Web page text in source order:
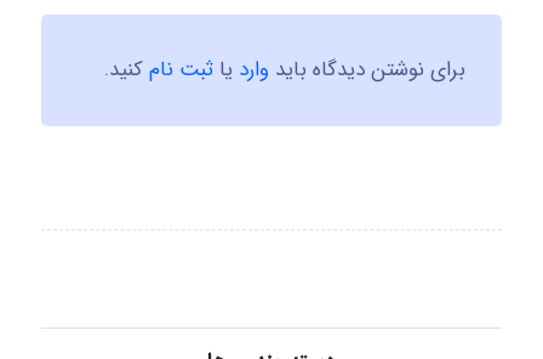
برای نوشتن دیدگاه باید وارد یا ثبت نامکنید.